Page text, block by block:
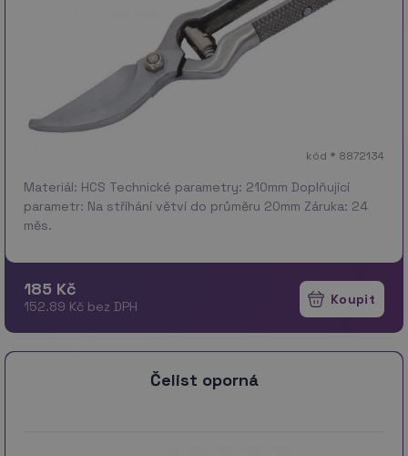
kód * 8872134
Materiál: HCS Technické parametry: 210mm Doplňující
parametr: Na stříhání větví do průměru 20mm Záruka: 24
měs.
185 Kč
152.89 Kč bez DPH
Čelist oporná